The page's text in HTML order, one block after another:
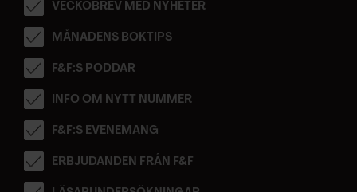
VECKOBREV MED NYHETER
MÅNADENS BOKTIPS
F&F:S PODDAR
INFO OM NYTT NUMMER
F&F:S EVENEMANG
ERBJUDANDEN FRÅN F&F